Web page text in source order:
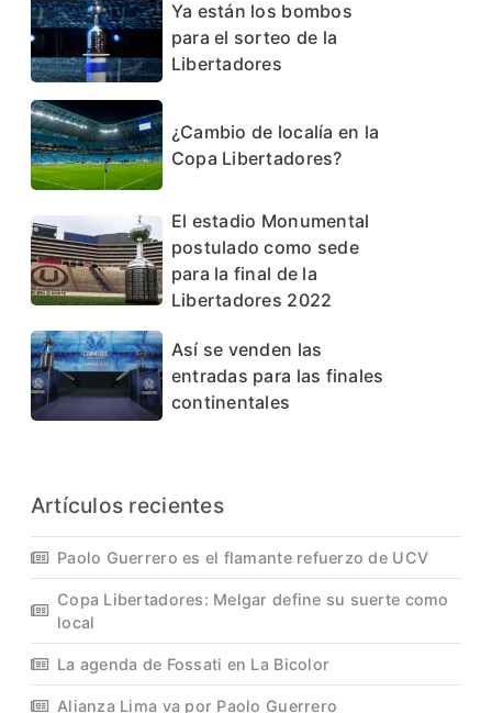
Ya están los bombos
para el sorteo de la
Libertadores
¿Cambio de localía en la
Copa Libertadores?
El estadio Monumental
postulado como sede
para la final de la
Libertadores 2022
Así se venden las
entradas para las finales
continentales
Artículos recientes
Paolo Guerrero es el flamante refuerzo de UCV
Copa Libertadores: Melgar define su suerte como
local
La agenda de Fossati en La Bicolor
Alianza Lima va por Paolo Guerrero